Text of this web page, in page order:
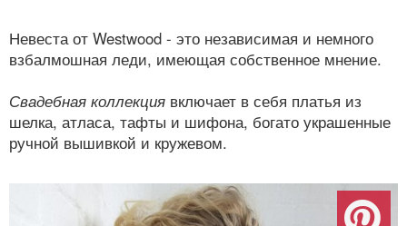
Невеста от Westwood - это независимая и немного
взбалмошная леди, имеющая собственное мнение.
Свадебная коллекция включает в себя платья из
шелка, атласа, тафты и шифона, богато украшенные
ручной вышивкой и кружевом.